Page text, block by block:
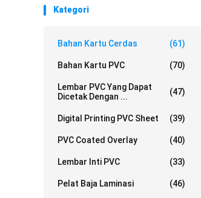
Kategori
Bahan Kartu Cerdas (61)
Bahan Kartu PVC (70)
Lembar PVC Yang Dapat
Dicetak Dengan ...
(47)
Digital Printing PVC Sheet (39)
PVC Coated Overlay (40)
Lembar Inti PVC (33)
Pelat Baja Laminasi (46)